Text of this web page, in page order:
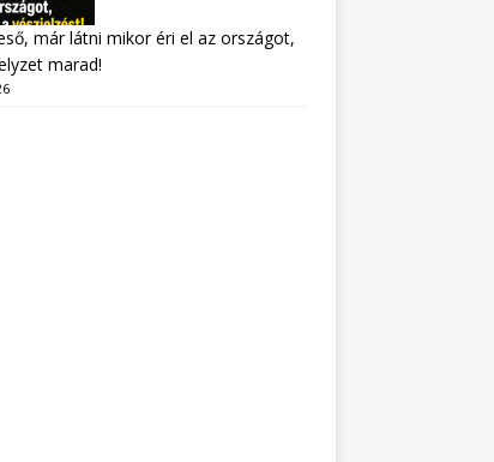
már látni mikor éri el az országot,
marad!